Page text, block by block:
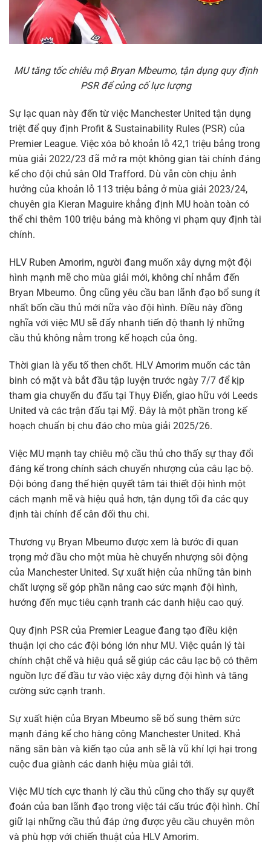
MU tăng tốc chiêu mộ Bryan Mbeumo, tận dụng quy định
PSR để củng cố lực lượng
Sự lạc quan này đến từ việc Manchester United tận dụng
triệt để quy định Profit & Sustainability Rules (PSR) của
Premier League. Việc xóa bỏ khoản lỗ 42,1 triệu bảng trong
mùa giải 2022/23 đã mở ra một không gian tài chính đáng
kể cho đội chủ sân Old Trafford. Dù vẫn còn chịu ảnh
hưởng của khoản lỗ 113 triệu bảng ở mùa giải 2023/24,
chuyên gia Kieran Maguire khẳng định MU hoàn toàn có
thể chi thêm 100 triệu bảng mà không vi phạm quy định tài
chính.
HLV Ruben Amorim, người đang muốn xây dựng một đội
hình mạnh mẽ cho mùa giải mới, không chỉ nhắm đến
Bryan Mbeumo. Ông cũng yêu cầu ban lãnh đạo bổ sung ít
nhất bốn cầu thủ mới nữa vào đội hình. Điều này đồng
nghĩa với việc MU sẽ đẩy nhanh tiến độ thanh lý những
cầu thủ không nằm trong kế hoạch của ông.
Thời gian là yếu tố then chốt. HLV Amorim muốn các tân
binh có mặt và bắt đầu tập luyện trước ngày 7/7 để kịp
tham gia chuyến du đấu tại Thụy Điển, giao hữu với Leeds
United và các trận đấu tại Mỹ. Đây là một phần trong kế
hoạch chuẩn bị chu đáo cho mùa giải 2025/26.
Việc MU mạnh tay chiêu mộ cầu thủ cho thấy sự thay đổi
đáng kể trong chính sách chuyển nhượng của câu lạc bộ.
Đội bóng đang thể hiện quyết tâm tái thiết đội hình một
cách mạnh mẽ và hiệu quả hơn, tận dụng tối đa các quy
định tài chính để cân đối thu chi.
Thương vụ Bryan Mbeumo được xem là bước đi quan
trọng mở đầu cho một mùa hè chuyển nhượng sôi động
của Manchester United. Sự xuất hiện của những tân binh
chất lượng sẽ góp phần nâng cao sức mạnh đội hình,
hướng đến mục tiêu cạnh tranh các danh hiệu cao quý.
Quy định PSR của Premier League đang tạo điều kiện
thuận lợi cho các đội bóng lớn như MU. Việc quản lý tài
chính chặt chẽ và hiệu quả sẽ giúp các câu lạc bộ có thêm
nguồn lực để đầu tư vào việc xây dựng đội hình và tăng
cường sức cạnh tranh.
Sự xuất hiện của Bryan Mbeumo sẽ bổ sung thêm sức
mạnh đáng kể cho hàng công Manchester United. Khả
năng săn bàn và kiến tạo của anh sẽ là vũ khí lợi hại trong
cuộc đua giành các danh hiệu mùa giải tới.
Việc MU tích cực thanh lý cầu thủ cũng cho thấy sự quyết
đoán của ban lãnh đạo trong việc tái cấu trúc đội hình. Chỉ
giữ lại những cầu thủ đáp ứng được yêu cầu chuyên môn
và phù hợp với chiến thuật của HLV Amorim.